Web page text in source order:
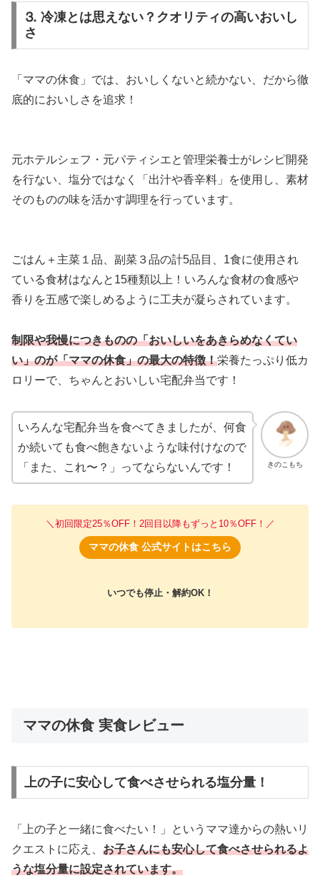
⒊ 冷凍とは思えない？クオリティの高いおいし
さ
「ママの休食」では、おいしくないと続かない、だから徹
底的においしさを追求！
元ホテルシェフ・元パティシエと管理栄養士がレシピ開発
を行ない、塩分ではなく「出汁や香辛料」を使用し、素材
そのものの味を活かす調理を行っています。
ごはん＋主菜１品、副菜３品の計5品目、1食に使用され
ている食材はなんと15種類以上！いろんな食材の食感や
香りを五感で楽しめるように工夫が凝らされています。
制限や我慢につきものの「おいしいをあきらめなくてい
い」のが「ママの休食」の最大の特徴！栄養たっぷり低カ
ロリーで、ちゃんとおいしい宅配弁当です！
きのこもち
いろんな宅配弁当を食べてきましたが、何食
か続いても食べ飽きないような味付けなので
「また、これ〜？」ってならないんです！
＼初回限定25％OFF！2回目以降もずっと10％OFF！／
ママの休食 公式サイトはこちら
いつでも停止・解約OK！
ママの休食 実食レビュー
上の子に安心して食べさせられる塩分量！
「上の子と一緒に食べたい！」というママ達からの熱いリ
クエストに応え、 お子さんにも安心して食べさせられるよ
うな塩分量に設定されています。